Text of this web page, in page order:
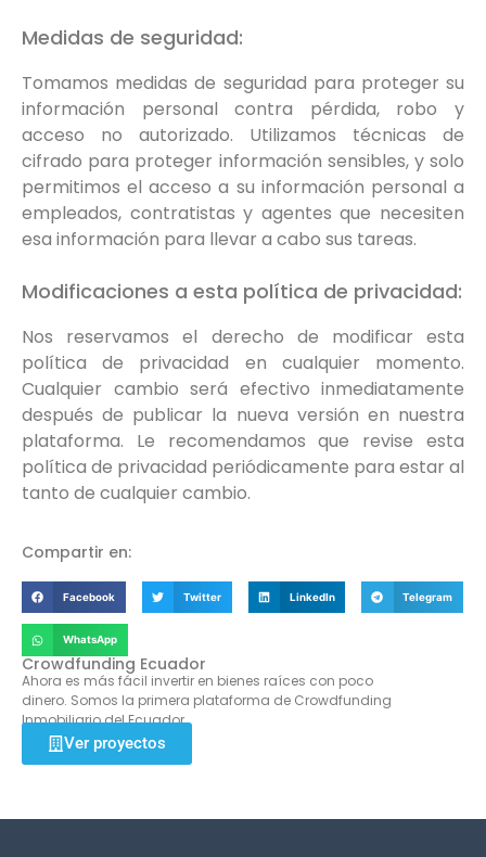
Medidas de seguridad:
Tomamos medidas de seguridad para proteger su
información personal contra pérdida, robo y
acceso no autorizado. Utilizamos técnicas de
cifrado para proteger información sensibles, y solo
permitimos el acceso a su información personal a
empleados, contratistas y agentes que necesiten
esa información para llevar a cabo sus tareas.
Modificaciones a esta política de privacidad:
Nos reservamos el derecho de modificar esta
política de privacidad en cualquier momento.
Cualquier cambio será efectivo inmediatamente
después de publicar la nueva versión en nuestra
plataforma. Le recomendamos que revise esta
política de privacidad periódicamente para estar al
tanto de cualquier cambio.
Compartir en:
Facebook Twitter LinkedIn Telegram
WhatsApp
Crowdfunding Ecuador
Ahora es más fácil invertir en bienes raíces con poco
dinero. Somos la primera plataforma de Crowdfunding
Inmobiliario del Ecuador.
Ver proyectos